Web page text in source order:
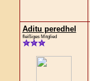
Aditu peredhel
fleißiges Mitglied